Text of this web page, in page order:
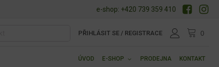
e-shop: +420 739 359 410
PŘIHLÁSIT SE / REGISTRACE
ÚVOD E-SHOP PRODEJNA KONTAKT